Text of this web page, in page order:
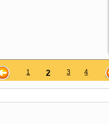
1 2 3 4